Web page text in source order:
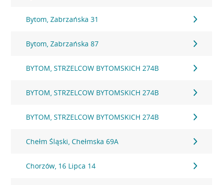
Bytom, Zabrzańska 31
Bytom, Zabrzańska 87
BYTOM, STRZELCOW BYTOMSKICH 274B
BYTOM, STRZELCOW BYTOMSKICH 274B
BYTOM, STRZELCOW BYTOMSKICH 274B
Chełm Śląski, Chełmska 69A
Chorzów, 16 Lipca 14